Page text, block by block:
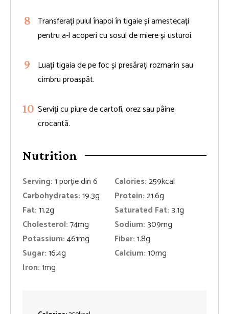
Transferați puiul înapoi în tigaie și amestecați
pentru a-l acoperi cu sosul de miere și usturoi.
Luați tigaia de pe foc și presărați rozmarin sau
cimbru proaspăt.
Serviți cu piure de cartofi, orez sau pâine
crocantă.
Nutrition
Serving:1porție din 6 Calories:259kcal
Carbohydrates:19.3g Protein:21.6g
Fat:11.2g Saturated Fat:3.1g
Cholesterol:74mg Sodium:309mg
Potassium:461mg Fiber:1.8g
Sugar:16.4g Calcium:10mg
Iron:1mg